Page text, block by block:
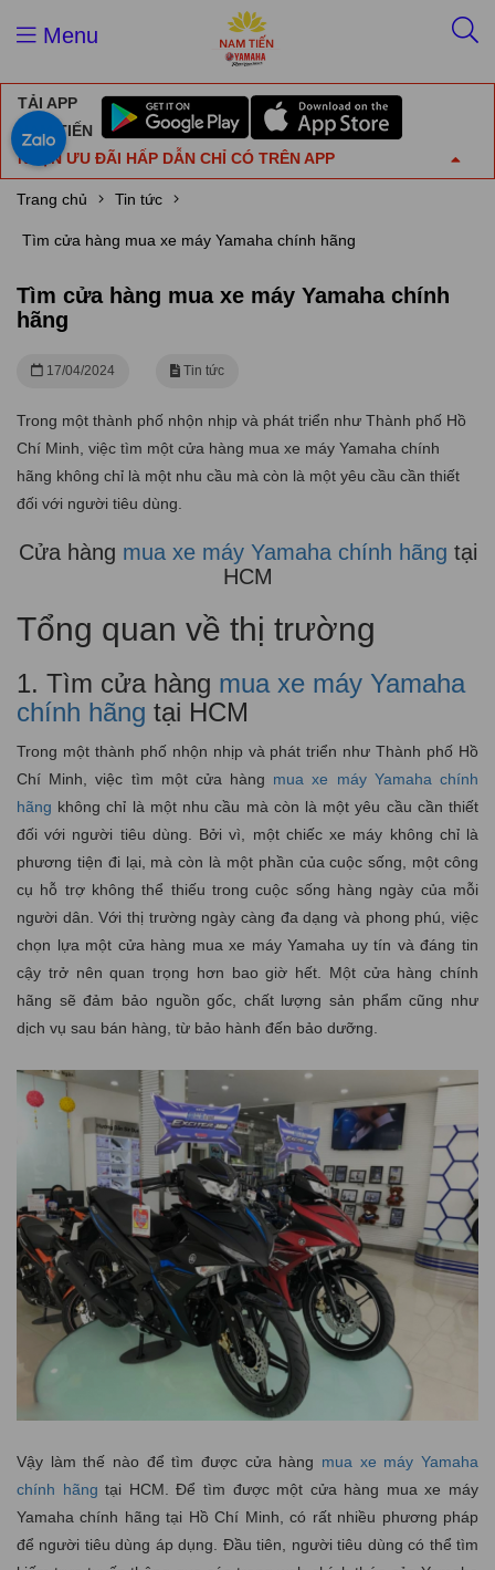
Menu
TẢI APP
NAM TIẾN
NHẬN ƯU ĐÃI HẤP DẪN CHỈ CÓ TRÊN APP
Trang chủ Tin tức
Tìm cửa hàng mua xe máy Yamaha chính hãng
Tìm cửa hàng mua xe máy Yamaha chính
hãng
17/04/2024 Tin tức
Trong một thành phố nhộn nhịp và phát triển như Thành phố Hồ
Chí Minh, việc tìm một cửa hàng mua xe máy Yamaha chính
hãng không chỉ là một nhu cầu mà còn là một yêu cầu cần thiết
đối với người tiêu dùng.
Cửa hàng mua xe máy Yamaha chính hãng tại
HCM
Tổng quan về thị trường
1. Tìm cửa hàng mua xe máy Yamaha
chính hãng tại HCM
Trong một thành phố nhộn nhịp và phát triển như Thành phố Hồ
Chí Minh, việc tìm một cửa hàng mua xe máy Yamaha chính
hãng không chỉ là một nhu cầu mà còn là một yêu cầu cần thiết
đối với người tiêu dùng. Bởi vì, một chiếc xe máy không chỉ là
phương tiện đi lại, mà còn là một phần của cuộc sống, một công
cụ hỗ trợ không thể thiếu trong cuộc sống hàng ngày của mỗi
người dân. Với thị trường ngày càng đa dạng và phong phú, việc
chọn lựa một cửa hàng mua xe máy Yamaha uy tín và đáng tin
cậy trở nên quan trọng hơn bao giờ hết. Một cửa hàng chính
hãng sẽ đảm bảo nguồn gốc, chất lượng sản phẩm cũng như
dịch vụ sau bán hàng, từ bảo hành đến bảo dưỡng.
Vậy làm thế nào để tìm được cửa hàng mua xe máy Yamaha
chính hãng tại HCM. Để tìm được một cửa hàng mua xe máy
Yamaha chính hãng tại Hồ Chí Minh, có rất nhiều phương pháp
để người tiêu dùng áp dụng. Đầu tiên, người tiêu dùng có thể tìm